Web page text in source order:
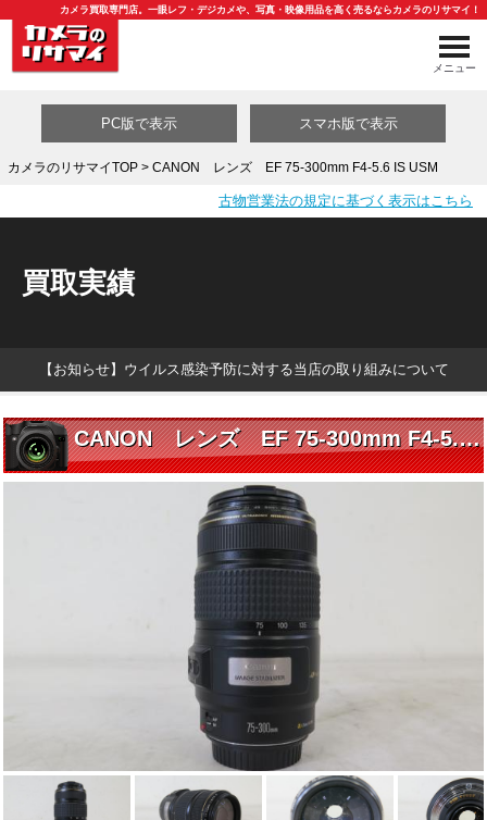
カメラ買取専門店。一眼レフ・デジカメや、写真・映像用品を高く売るならカメラのリサマイ！
メニュー
買取カテゴリ一覧
PC版で表示 スマホ版で表示
カメラのリサマイTOP> CANON レンズ EF 75-300mm F4-5.6 IS USM
古物営業法の規定に基づく表示はこちら
買取実績
【お知らせ】ウイルス感染予防に対する当店の取り組みについて
CANON レンズ EF 75-300mm F4-5.6 IS USM